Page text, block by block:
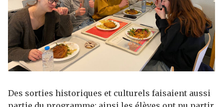
Des sorties historiques et culturels faisaient aussi